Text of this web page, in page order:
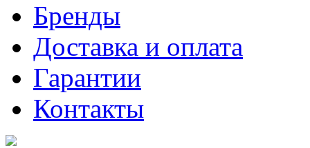
Бренды
Доставка и оплата
Гарантии
Контакты